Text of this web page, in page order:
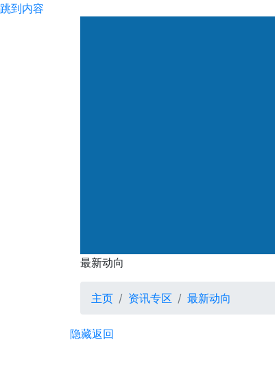
跳到内容
最新动向
最新动向
主页 资讯专区 最新动向
隐藏返回